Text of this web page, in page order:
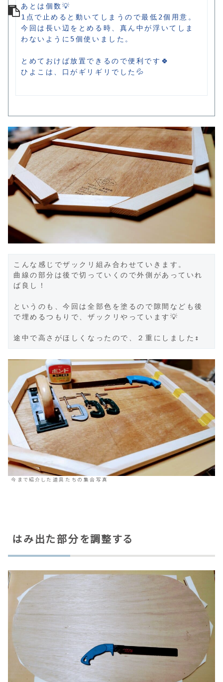
あとは個数💡
1点で止めると動いてしまうので最低2個用意。
今回は長い辺をとめる時、真ん中が浮いてしま
わないように5個使いました。
とめておけば放置できるので便利です🍀
ひよこは、口がギリギリでした💦
こんな感じでザックリ組み合わせていきます。
曲線の部分は後で切っていくので外側があっていれ
ば良し！
というのも、今回は全部色を塗るので隙間なども後
で埋めるつもりで、ザックリやっています💡
途中で高さがほしくなったので、２重にしました↕️
今まで紹介した道具たちの集合写真
はみ出た部分を調整する